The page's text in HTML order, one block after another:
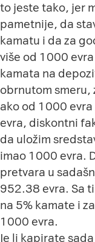
to jeste tako, jer
pametnije, da
kamatu i da za
više od 1000
kamata na
obrnutom smeru,
ako od 1000
evra, diskontni
da uložim
imao 1000 evra.
pretvara u
952.38 evra. Sa
na 5% kamate i
1000 evra.
Je li kapirate